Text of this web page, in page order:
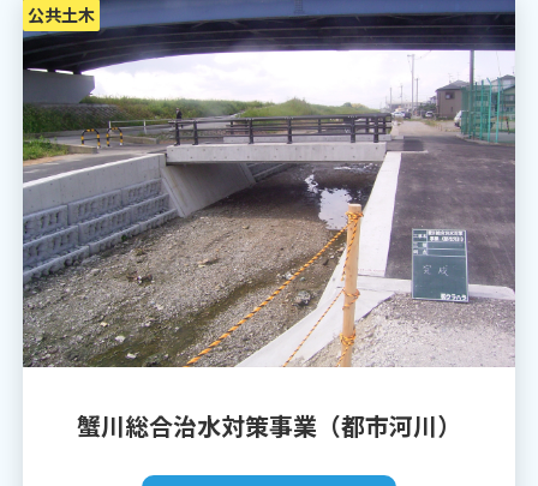
公共土木
蟹川総合治水対策事業（都市河川）